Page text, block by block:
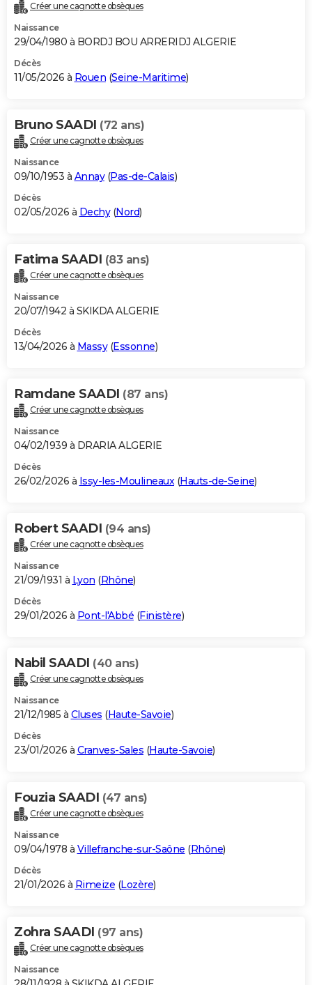
Créer une cagnotte obsèques
Naissance
29/04/1980 à BORDJ BOU ARRERIDJ ALGERIE
Décès
11/05/2026 à Rouen (Seine-Maritime)
Bruno SAADI (72 ans)
Créer une cagnotte obsèques
Naissance
09/10/1953 à Annay(Pas-de-Calais)
Décès
02/05/2026 à Dechy(Nord)
Fatima SAADI (83 ans)
Créer une cagnotte obsèques
Naissance
20/07/1942 à SKIKDA ALGERIE
Décès
13/04/2026 à Massy(Essonne)
Ramdane SAADI (87 ans)
Créer une cagnotte obsèques
Naissance
04/02/1939 à DRARIA ALGERIE
Décès
26/02/2026 à Issy-les-Moulineaux(Hauts-de-Seine)
Robert SAADI (94 ans)
Créer une cagnotte obsèques
Naissance
21/09/1931 à Lyon (Rhône)
Décès
29/01/2026 à Pont-l'Abbé (Finistère)
Nabil SAADI (40 ans)
Créer une cagnotte obsèques
Naissance
21/12/1985 à Cluses (Haute-Savoie)
Décès
23/01/2026 à Cranves-Sales (Haute-Savoie)
Fouzia SAADI (47 ans)
Créer une cagnotte obsèques
Naissance
09/04/1978 à Villefranche-sur-Saône (Rhône)
Décès
21/01/2026 à Rimeize (Lozère)
Zohra SAADI (97 ans)
Créer une cagnotte obsèques
Naissance